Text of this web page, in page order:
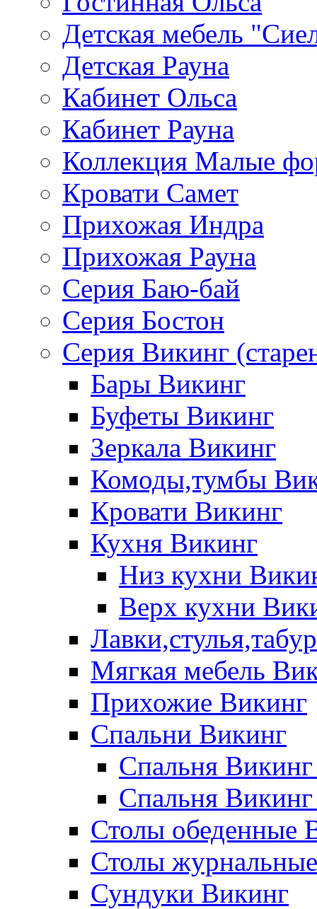
Детская мебель
Детская Рауна
Кабинет Ольса
Кабинет Рауна
Коллекция Малые
Кровати Самет
Прихожая Индра
Прихожая Рауна
Серия Баю-бай
Серия Бостон
Серия Викинг
Бары Викинг
Буфеты Викинг
Зеркала Викинг
Комоды,тумбы
Кровати Викинг
Кухня Викинг
Низ кухни
Верх кухни
Мягкая мебель
Прихожие Викинг
Спальни Викинг
Спальня
Спальня
Столы обеденные
Столы
Сундуки Викинг